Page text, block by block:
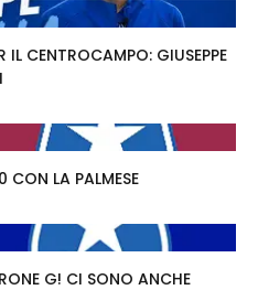
IL CENTROCAMPO: GIUSEPPE
CON LA PALMESE
G! CI SONO ANCHE